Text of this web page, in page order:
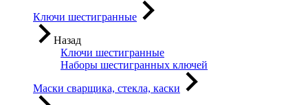
Ключи шестигранные
Назад
Ключи шестигранные
Наборы шестигранных ключей
Маски сварщика, стекла, каски